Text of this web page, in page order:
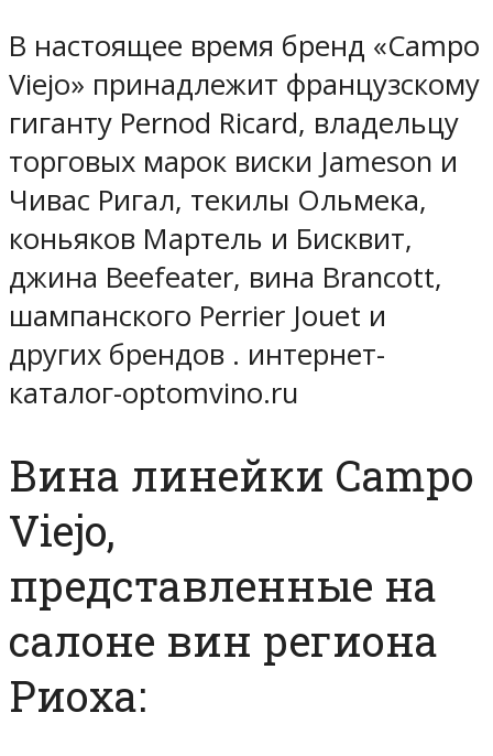
В настоящее время бренд «Campo
Viejo» принадлежит французскому
гиганту Pernod Ricard, владельцу
торговых марок виски Jameson и
Чивас Ригал, текилы Ольмека,
коньяков Мартель и Бисквит,
джина Beefeater, вина Brancott,
шампанского Perrier Jouet и
других брендов . интернет-
каталог-optomvino.ru
Вина линейки Campo
Viejo,
представленные на
салоне вин региона
Риоха: